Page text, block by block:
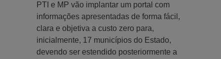
PTI e MP vão implantar um portal com
informações apresentadas de forma fácil,
clara e objetiva a custo zero para,
inicialmente, 17 municípios do Estado,
devendo ser estendido posteriormente a